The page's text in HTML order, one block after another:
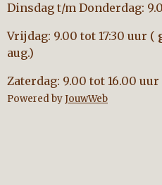
Dinsdag t/m Donderdag:
Vrijdag: 9.00 tot 17:30 uur (
aug.)
Zaterdag: 9.00 tot 16.00 uur
Powered byJouwWeb